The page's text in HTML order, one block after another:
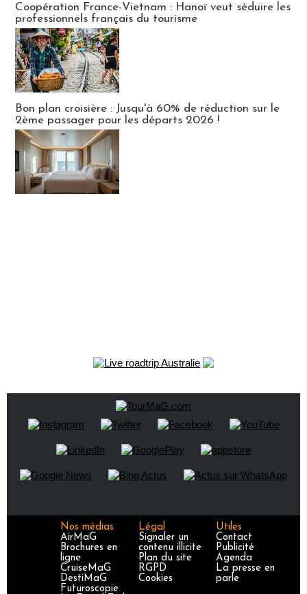
Coopération France-Vietnam : Hanoï veut séduire les
professionnels français du tourisme
Bon plan croisière : Jusqu'à 60% de réduction sur le
2ème passager pour les départs 2026 !
Nos médias
AirMaG
Brochures en
ligne
CruiseMaG
DestiMaG
Futuroscopie
Légal
Signaler un
contenu illicite
Plan du site
RGPD
Cookies
Utiles
Contact
Publicité
Agenda
La presse en
parle